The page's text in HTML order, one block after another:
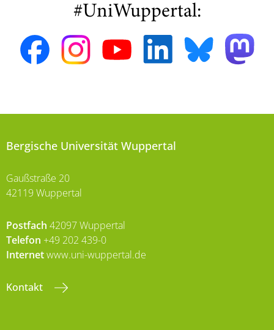
#UniWuppertal:
Bergische Universität Wuppertal
Gaußstraße 20
42119 Wuppertal
Postfach 42097 Wuppertal
Telefon +49 202 439-0
Internetwww.uni-wuppertal.de
Kontakt